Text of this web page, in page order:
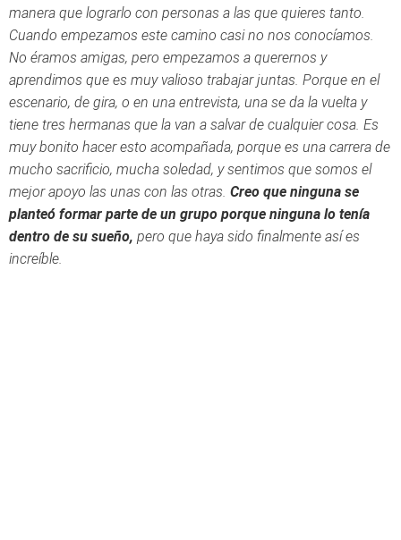
manera que lograrlo con personas a las que quieres tanto.
Cuando empezamos este camino casi no nos conocíamos.
No éramos amigas, pero empezamos a querernos y
aprendimos que es muy valioso trabajar juntas. Porque en el
escenario, de gira, o en una entrevista, una se da la vuelta y
tiene tres hermanas que la van a salvar de cualquier cosa. Es
muy bonito hacer esto acompañada, porque es una carrera de
mucho sacrificio, mucha soledad, y sentimos que somos el
mejor apoyo las unas con las otras. Creo que ninguna se
planteó formar parte de un grupo porque ninguna lo tenía
dentro de su sueño, pero que haya sido finalmente así es
increíble.